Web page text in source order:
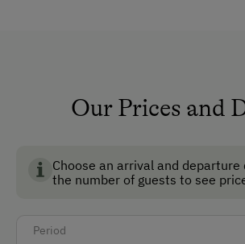
Garden
Non-Smoking Rooms
How to Get Here
Our Prices and
Choose an arrival and departure
the number of guests to see
Period